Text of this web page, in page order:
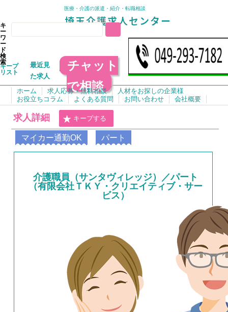
医療・介護の派遣・紹介・転職相談
キ
ー
ワ
ー
ド
検
索
キープ
リスト
最近見
た求人
チャット
で相談
ホーム 求人応募・無料相談
人材をお探しの企業様
お役立ちコラム
よくある質問 お問い合わせ 会社概要
求人詳細 キープする
マイカー通勤OK パート
介護職員（サンタヴィレッジ）／パート
（有限会社ＴＫＹ・クリエイティブ・サー
ビス）